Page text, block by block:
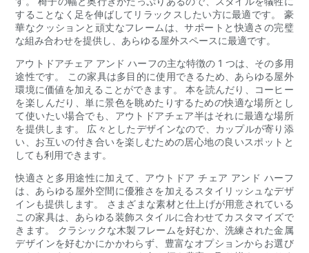
することなく足を伸ばしてリラックスしたい方に最適です。 豪
華なクッションと頑丈なフレームは、サポートと快適さの完璧
な組み合わせを提供し、あらゆる屋外スペースに最適です。
アウトドアチェア アンド ハーフの主な特徴の 1 つは、その多用
途性です。 この家具は多目的に使用できるため、あらゆる屋外
環境に価値を加えることができます。 本を読んだり、コーヒー
を楽しんだり、単に景色を眺めたりするための快適な場所とし
て使いたい場合でも、アウトドアチェア半はそれに最適な場所
を提供します。 広々としたデザインなので、カップルが寄り添
い、お互いの付き合いを楽しむための居心地の良いスポットと
しても利用できます。
快適さと多用途性に加えて、アウトドア チェア アンド ハーフ
は、あらゆる屋外空間に優雅さを加えるスタイリッシュなデザ
インも提供します。 さまざまな素材と仕上げが用意されている
この家具は、あらゆる装飾スタイルに合わせてカスタマイズで
きます。 クラシックな木製フレームを好むか、洗練された金属
デザインを好むかにかかわらず、豊富なオプションからお選び